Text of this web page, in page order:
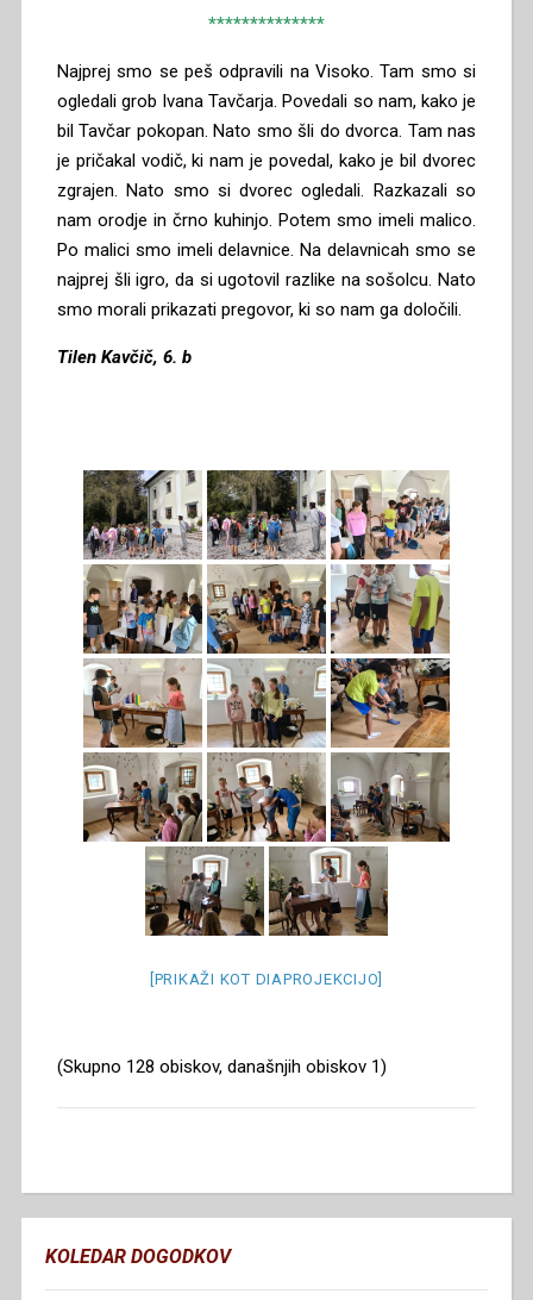
**************
Najprej smo se peš odpravili na Visoko. Tam smo si
ogledali grob Ivana Tavčarja. Povedali so nam, kako je
bil Tavčar pokopan. Nato smo šli do dvorca. Tam nas
je pričakal vodič, ki nam je povedal, kako je bil dvorec
zgrajen. Nato smo si dvorec ogledali. Razkazali so
nam orodje in črno kuhinjo. Potem smo imeli malico.
Po malici smo imeli delavnice. Na delavnicah smo se
najprej šli igro, da si ugotovil razlike na sošolcu. Nato
smo morali prikazati pregovor, ki so nam ga določili.
Tilen Kavčič, 6. b
[PRIKAŽI KOT DIAPROJEKCIJO]
(Skupno 128 obiskov, današnjih obiskov 1)
KOLEDAR DOGODKOV